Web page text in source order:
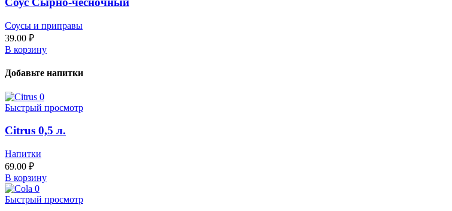
Соусы и приправы
39.00 ₽
В корзину
Добавьте напитки
Быстрый просмотр
Citrus 0,5 л.
Напитки
69.00 ₽
В корзину
Быстрый просмотр